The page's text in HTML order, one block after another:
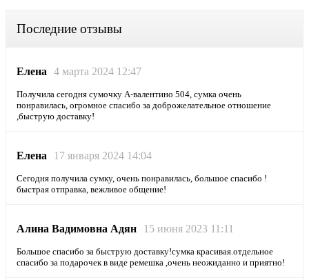
Последние отзывы
Елена 4 марта 2024 12:47
Получила сегодня сумочку А-валентино 504, сумка очень
понравилась, огромное спасибо за доброжелательное отношение
,быструю доставку!
Елена 17 января 2024 14:04
Сегодня получила сумку, очень понравилась, большое спасибо !
быстрая отправка, вежливое общение!
Алина Вадимовна Адян 15 июня 2023 11:11
Большое спасибо за быструю доставку!сумка красивая.отдельное
спасибо за подарочек в виде ремешка ,очень неожиданно и приятно!